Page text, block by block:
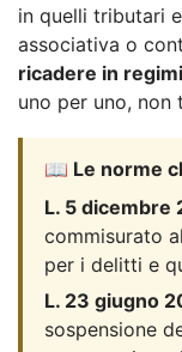
in quelli tributari
associativa o
ricadere in
uno per uno,
📖 Le norme
L. 5 dicembre
commisurato
per i delitti e
L. 23 giugno
sospensione